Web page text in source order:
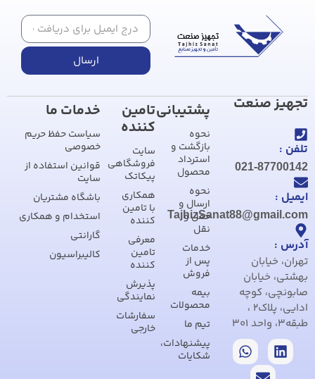
ارسال
تجهیز صنعت
تلفن :
021-87700142
ایمیل :
TajhizSanat88@gmail.com
آدرس :
تهران، خیابان
بهشتی، خیابان
صابونچی، کوچه
ادایی، پلاک2 ،
طبقه3، واحد 301
پشتیبانی
نحوه
بازگشت و
استرداد
محصول
نحوه
ارسال و
حمل و
نقل
خدمات
پس از
فروش
بیمه
محصولات
تیم ما
پیشنهادات،
شکایات
تامین
کننده
سایت
فروشگاهی
پیکاتک
همکاری
با تامین
کننده
معرفی
تامین
کننده
پذیرش
نمایندگی
سفارشات
خارجی
خدمات ما
سیاست حفظ حریم
خصوصی
قوانین استفاده از
سایت
باشگاه مشتریان
استخدام و همکاری
گارانتی
کالیبراسیون